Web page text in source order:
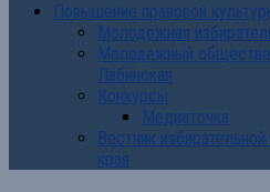
Повышение правовой
Молодежная
Молодежный
Лабинская
Конкурсы
Медиаточка
Вестник
края